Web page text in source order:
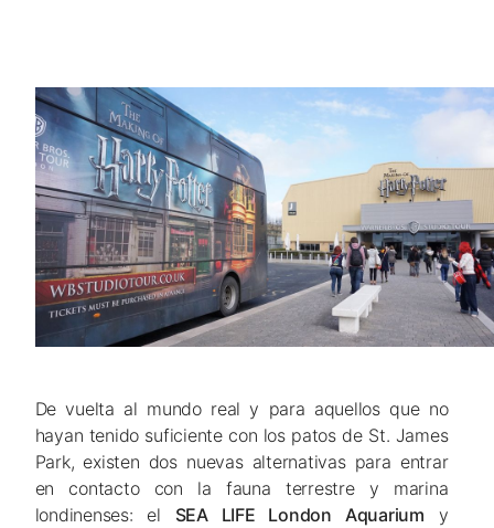
De vuelta al mundo real y para aquellos que no
hayan tenido suficiente con los patos de St. James
Park, existen dos nuevas alternativas para entrar
en contacto con la fauna terrestre y marina
londinenses: el SEA LIFE London Aquarium y